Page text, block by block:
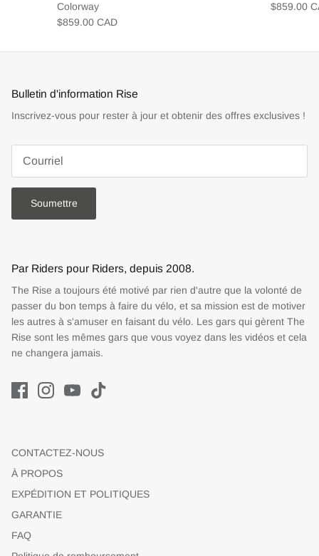
Colorway
$859.00 CAD
$859.00
Bulletin d'information Rise
Inscrivez-vous pour rester à jour et obtenir des offres exclusives !
Soumettre
Par Riders pour Riders, depuis 2008.
The Rise a toujours été motivé par rien d'autre que la volonté de
passer du bon temps à faire du vélo, et sa mission est de motiver
les autres à s'amuser en faisant du vélo. Les gars qui gèrent The
Rise sont les mêmes gars que vous voyez dans les vidéos et cela
ne changera jamais.
CONTACTEZ-NOUS
À PROPOS
EXPÉDITION ET POLITIQUES
GARANTIE
FAQ